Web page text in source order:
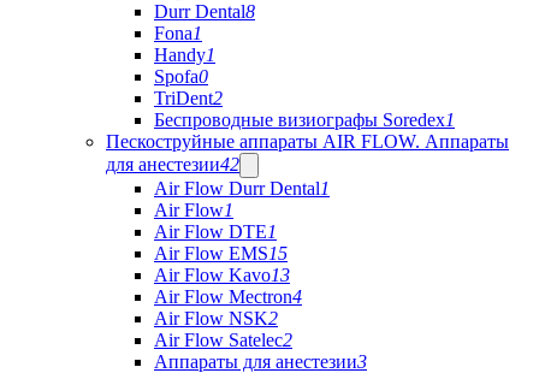
Durr Dental8
Fona1
Handy1
Spofa0
TriDent2
Беспроводные визиографы Soredex1
Пескоструйные аппараты AIR FLOW. Аппараты
для анестезии42
Air Flow Durr Dental1
Air Flow1
Air Flow DTE1
Air Flow EMS15
Air Flow Kavo13
Air Flow Mectron4
Air Flow NSK2
Air Flow Satelec2
Аппараты для анестезии3